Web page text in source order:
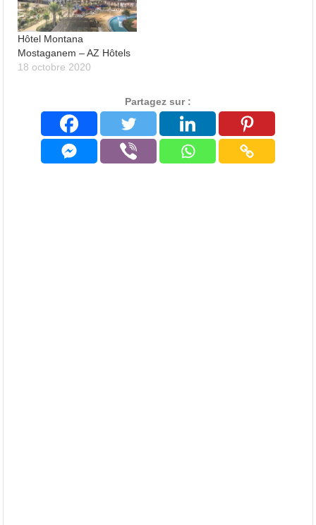
Hôtel Montana
Mostaganem – AZ Hôtels
18 octobre 2020
Partagez sur :